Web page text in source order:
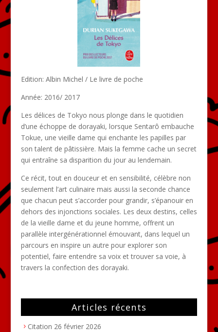
Edition: Albin Michel / Le livre de poche
Année: 2016/ 2017
Les délices de Tokyo nous plonge dans le quotidien
d’une échoppe de dorayaki, lorsque Sentarô embauche
Tokue, une vieille dame qui enchante les papilles par
son talent de pâtissière. Mais la femme cache un secret
qui entraîne sa disparition du jour au lendemain.
Ce récit, tout en douceur et en sensibilité, célèbre non
seulement l’art culinaire mais aussi la seconde chance
que chacun peut s’accorder pour grandir, s’épanouir en
dehors des injonctions sociales. Les deux destins, celles
de la vieille dame et du jeune homme, offrent un
parallèle intergénérationnel émouvant, dans lequel un
parcours en inspire un autre pour explorer son
potentiel, faire entendre sa voix et trouver sa voie, à
travers la confection des dorayaki.
Articles récents
Citation 26 février 2026